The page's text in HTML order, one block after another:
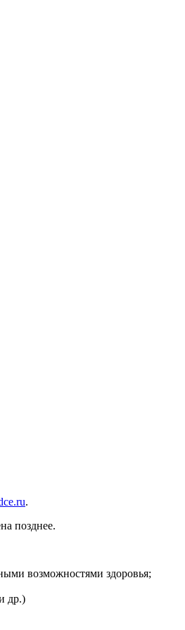
.
позднее.
возможностями здоровья;
др.)